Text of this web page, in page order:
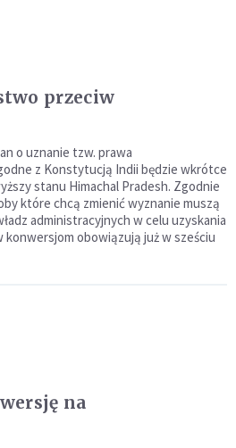
przeciw
o uznanie tzw. prawa
z Konstytucją Indii będzie wkrótce
stanu Himachal Pradesh. Zgodnie
które chcą zmienić wyznanie muszą
administracyjnych w celu uzyskania
obowiązują już w sześciu
na